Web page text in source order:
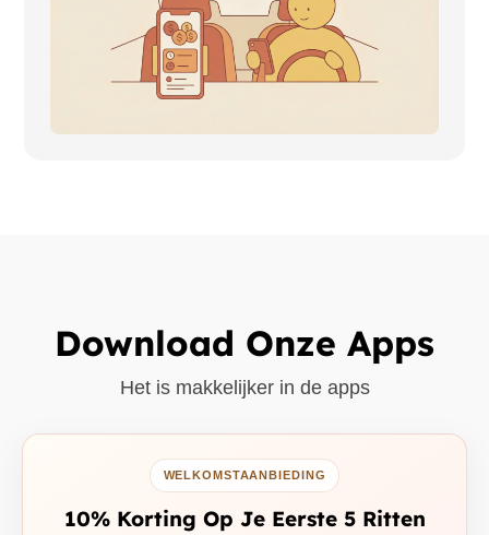
Download Onze Apps
Het is makkelijker in de apps
WELKOMSTAANBIEDING
10% Korting Op Je Eerste 5 Ritten